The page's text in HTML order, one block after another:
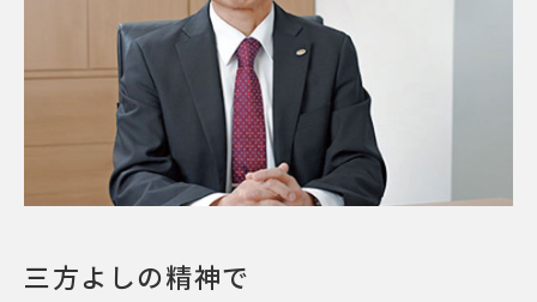
三方よしの精神で